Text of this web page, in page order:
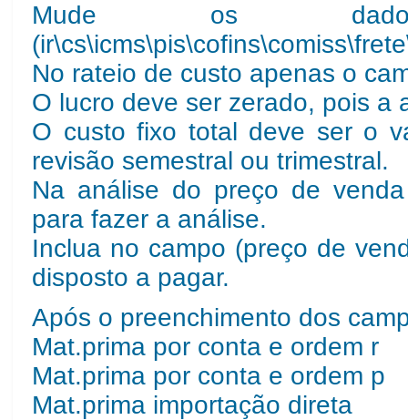
Mude os dados
No rateio de custo apenas o
O lucro deve ser zerado, pois a
O custo fixo total deve ser o
revisão semestral ou trimestral.
Na análise do preço de
para fazer a análise.
Inclua no campo (preço de
disposto a pagar.
Após o preenchimento dos
Mat.prima por conta e ordem r
Mat.prima por conta e ordem p
Mat.prima importação direta